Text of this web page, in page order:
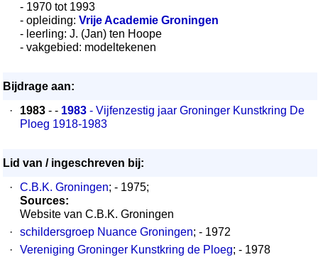
- 1970 tot 1993
- opleiding: Vrije Academie Groningen
- leerling: J. (Jan) ten Hoope
- vakgebied: modeltekenen
Bijdrage aan:
·
1983 - - 1983 - Vijfenzestig jaar Groninger Kunstkring De
Ploeg 1918-1983
Lid van / ingeschreven bij:
·
C.B.K. Groningen; - 1975;
Sources:
Website van C.B.K. Groningen
·
schildersgroep Nuance Groningen; - 1972
·
Vereniging Groninger Kunstkring de Ploeg; - 1978